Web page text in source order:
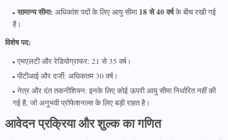
सामान्य सीमा: अधिकांश पदों के लिए आयु सीमा 18 से 40 वर्षके बीच रखी गई
है।
विशेष पद:
एमएलटी और रेडियोग्राफर: 21 से 35 वर्ष।
पीटीआई और दर्जी: अधिकतम 30 वर्ष।
नेत्र और दंत तकनीशियन: इनके लिए कोई ऊपरी आयु सीमा निर्धारित नहीं की
गई है, जो अनुभवी प्रोफेशनल्स के लिए बड़ी राहत है।
आवेदन प्रक्रिया और शुल्क का गणित